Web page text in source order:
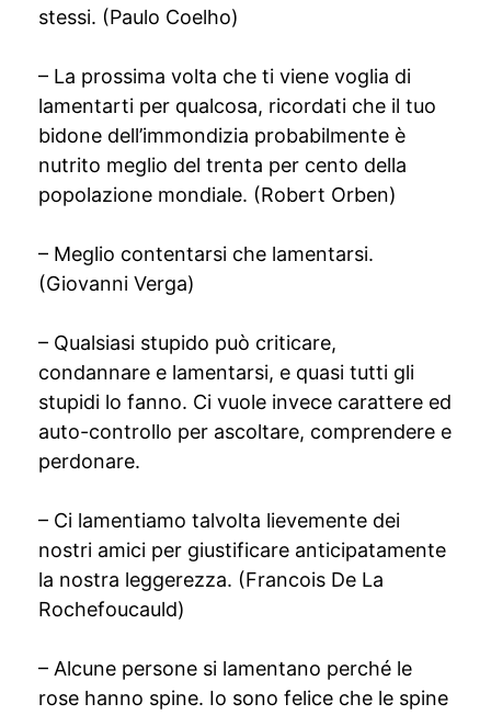
stessi. (Paulo Coelho)
– La prossima volta che ti viene voglia di
lamentarti per qualcosa, ricordati che il tuo
bidone dell’immondizia probabilmente è
nutrito meglio del trenta per cento della
popolazione mondiale. (Robert Orben)
– Meglio contentarsi che lamentarsi.
(Giovanni Verga)
– Qualsiasi stupido può criticare,
condannare e lamentarsi, e quasi tutti gli
stupidi lo fanno. Ci vuole invece carattere ed
auto-controllo per ascoltare, comprendere e
perdonare.
– Ci lamentiamo talvolta lievemente dei
nostri amici per giustificare anticipatamente
la nostra leggerezza. (Francois De La
Rochefoucauld)
– Alcune persone si lamentano perché le
rose hanno spine. Io sono felice che le spine